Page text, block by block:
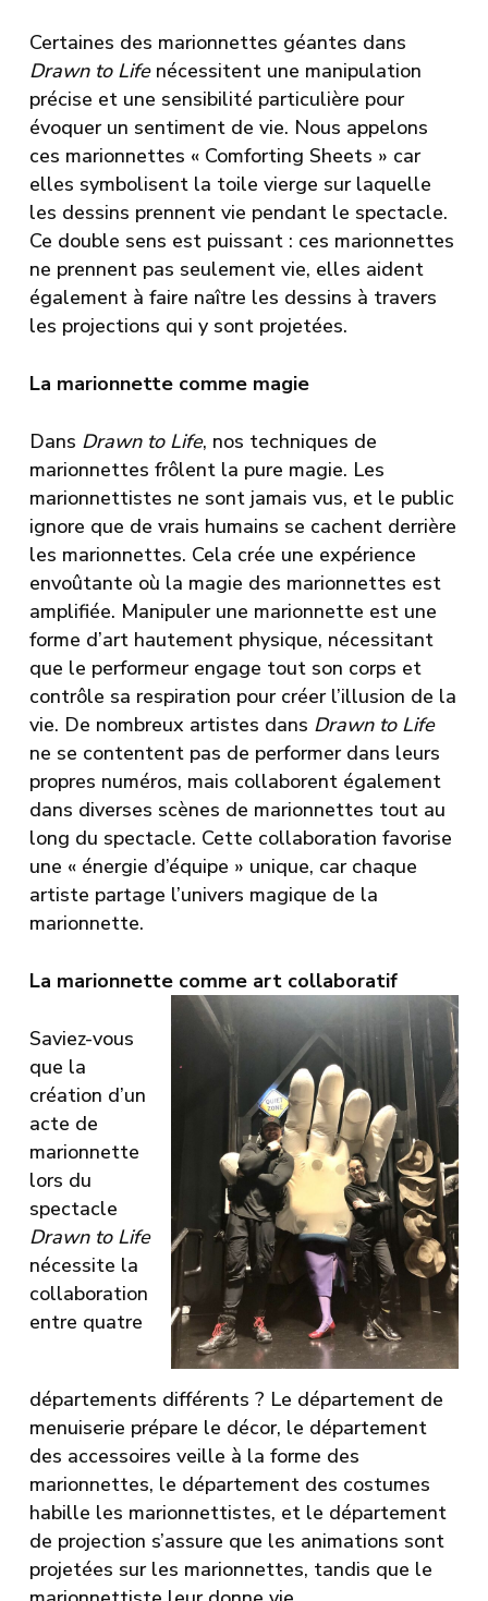
Certaines des marionnettes géantes dans
Drawn to Lifenécessitent une manipulation
précise et une sensibilité particulière pour
évoquer un sentiment de vie. Nous appelons
ces marionnettes « Comforting Sheets » car
elles symbolisent la toile vierge sur laquelle
les dessins prennent vie pendant le spectacle.
Ce double sens est puissant : ces marionnettes
ne prennent pas seulement vie, elles aident
également à faire naître les dessins à travers
les projections qui y sont projetées.
La marionnette comme magie
Dans Drawn to Life, nos techniques de
marionnettes frôlent la pure magie. Les
marionnettistes ne sont jamais vus, et le public
ignore que de vrais humains se cachent derrière
les marionnettes. Cela crée une expérience
envoûtante où la magie des marionnettes est
amplifiée. Manipuler une marionnette est une
forme d’art hautement physique, nécessitant
que le performeur engage tout son corps et
contrôle sa respiration pour créer l’illusion de la
vie. De nombreux artistes dans Drawn to Life
ne se contentent pas de performer dans leurs
propres numéros, mais collaborent également
dans diverses scènes de marionnettes tout au
long du spectacle. Cette collaboration favorise
une « énergie d’équipe » unique, car chaque
artiste partage l’univers magique de la
marionnette.
La marionnette comme art collaboratif
Saviez-vous
que la
création d’un
acte de
marionnette
lors du
spectacle
Drawn to Life
nécessite la
collaboration
entre quatre
départements différents ? Le département de
menuiserie prépare le décor, le département
des accessoires veille à la forme des
marionnettes, le département des costumes
habille les marionnettistes, et le département
de projection s’assure que les animations sont
projetées sur les marionnettes, tandis que le